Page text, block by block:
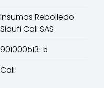
Insumos Rebolledo
Sioufi Cali SAS
901000513-5
Cali